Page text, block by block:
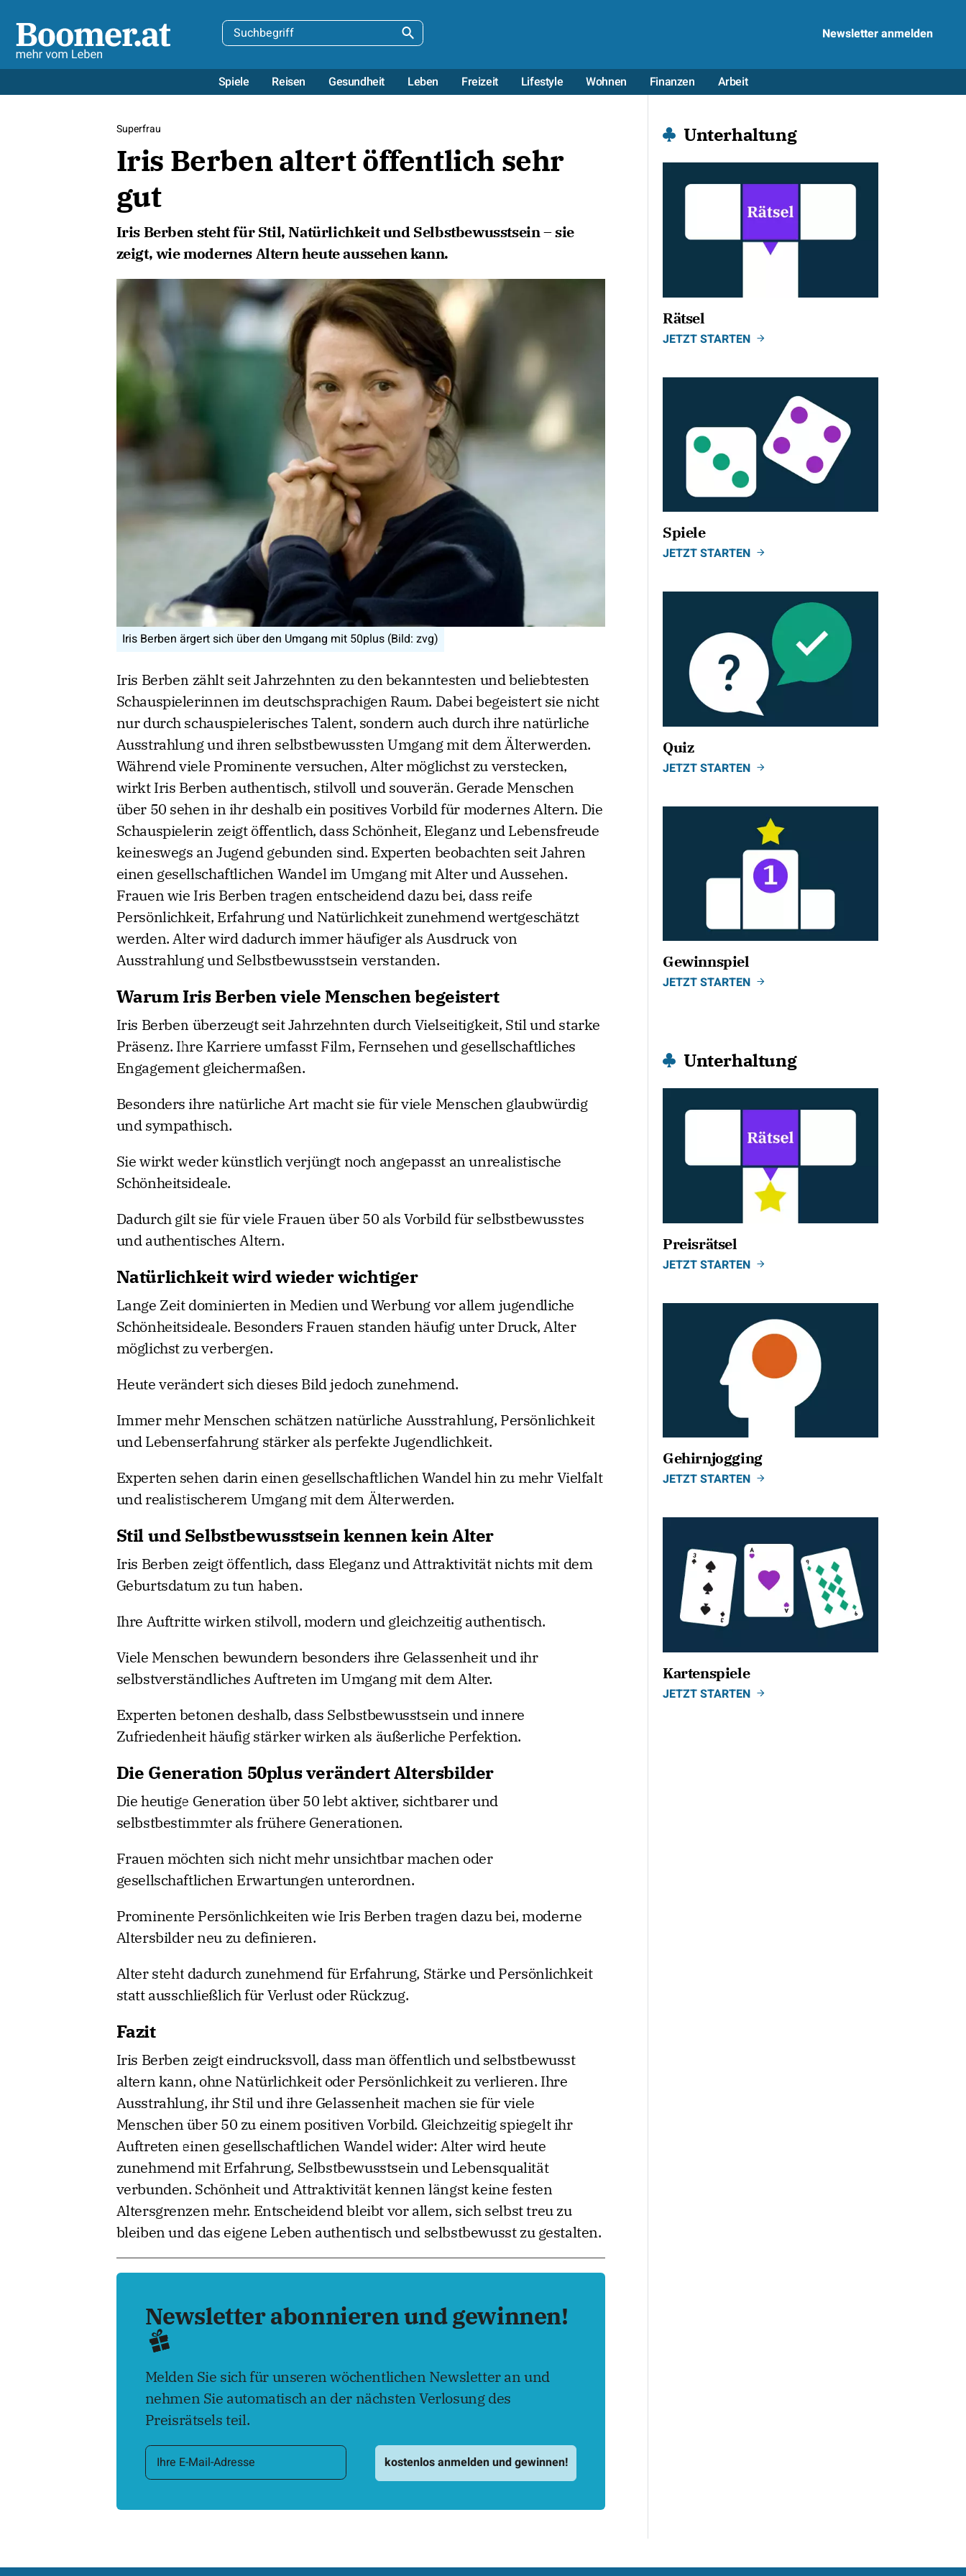
Newsletter anmelden
Spiele Reisen Gesundheit Leben Freizeit Lifestyle Wohnen Finanzen Arbeit
Superfrau
Iris Berben altert öffentlich sehr
gut
Iris Berben steht für Stil, Natürlichkeit und Selbstbewusstsein – sie
zeigt, wie modernes Altern heute aussehen kann.
Iris Berben ärgert sich über den Umgang mit 50plus (Bild: zvg)
Iris Berben zählt seit Jahrzehnten zu den bekanntesten und beliebtesten
Schauspielerinnen im deutschsprachigen Raum. Dabei begeistert sie nicht
nur durch schauspielerisches Talent, sondern auch durch ihre natürliche
Ausstrahlung und ihren selbstbewussten Umgang mit dem Älterwerden.
Während viele Prominente versuchen, Alter möglichst zu verstecken,
wirkt Iris Berben authentisch, stilvoll und souverän. Gerade Menschen
über 50 sehen in ihr deshalb ein positives Vorbild für modernes Altern. Die
Schauspielerin zeigt öffentlich, dass Schönheit, Eleganz und Lebensfreude
keineswegs an Jugend gebunden sind. Experten beobachten seit Jahren
einen gesellschaftlichen Wandel im Umgang mit Alter und Aussehen.
Frauen wie Iris Berben tragen entscheidend dazu bei, dass reife
Persönlichkeit, Erfahrung und Natürlichkeit zunehmend wertgeschätzt
werden. Alter wird dadurch immer häufiger als Ausdruck von
Ausstrahlung und Selbstbewusstsein verstanden.
Warum Iris Berben viele Menschen begeistert
Iris Berben überzeugt seit Jahrzehnten durch Vielseitigkeit, Stil und starke
Präsenz. Ihre Karriere umfasst Film, Fernsehen und gesellschaftliches
Engagement gleichermaßen.
Besonders ihre natürliche Art macht sie für viele Menschen glaubwürdig
und sympathisch.
Sie wirkt weder künstlich verjüngt noch angepasst an unrealistische
Schönheitsideale.
Dadurch gilt sie für viele Frauen über 50 als Vorbild für selbstbewusstes
und authentisches Altern.
Natürlichkeit wird wieder wichtiger
Lange Zeit dominierten in Medien und Werbung vor allem jugendliche
Schönheitsideale. Besonders Frauen standen häufig unter Druck, Alter
möglichst zu verbergen.
Heute verändert sich dieses Bild jedoch zunehmend.
Immer mehr Menschen schätzen natürliche Ausstrahlung, Persönlichkeit
und Lebenserfahrung stärker als perfekte Jugendlichkeit.
Experten sehen darin einen gesellschaftlichen Wandel hin zu mehr Vielfalt
und realistischerem Umgang mit dem Älterwerden.
Stil und Selbstbewusstsein kennen kein Alter
Iris Berben zeigt öffentlich, dass Eleganz und Attraktivität nichts mit dem
Geburtsdatum zu tun haben.
Ihre Auftritte wirken stilvoll, modern und gleichzeitig authentisch.
Viele Menschen bewundern besonders ihre Gelassenheit und ihr
selbstverständliches Auftreten im Umgang mit dem Alter.
Experten betonen deshalb, dass Selbstbewusstsein und innere
Zufriedenheit häufig stärker wirken als äußerliche Perfektion.
Die Generation 50plus verändert Altersbilder
Die heutige Generation über 50 lebt aktiver, sichtbarer und
selbstbestimmter als frühere Generationen.
Frauen möchten sich nicht mehr unsichtbar machen oder
gesellschaftlichen Erwartungen unterordnen.
Prominente Persönlichkeiten wie Iris Berben tragen dazu bei, moderne
Altersbilder neu zu definieren.
Alter steht dadurch zunehmend für Erfahrung, Stärke und Persönlichkeit
statt ausschließlich für Verlust oder Rückzug.
Fazit
Iris Berben zeigt eindrucksvoll, dass man öffentlich und selbstbewusst
altern kann, ohne Natürlichkeit oder Persönlichkeit zu verlieren. Ihre
Ausstrahlung, ihr Stil und ihre Gelassenheit machen sie für viele
Menschen über 50 zu einem positiven Vorbild. Gleichzeitig spiegelt ihr
Auftreten einen gesellschaftlichen Wandel wider: Alter wird heute
zunehmend mit Erfahrung, Selbstbewusstsein und Lebensqualität
verbunden. Schönheit und Attraktivität kennen längst keine festen
Altersgrenzen mehr. Entscheidend bleibt vor allem, sich selbst treu zu
bleiben und das eigene Leben authentisch und selbstbewusst zu gestalten.
Newsletter abonnieren und gewinnen!
Melden Sie sich für unseren wöchentlichen Newsletter an und
nehmen Sie automatisch an der nächsten Verlosung des
Preisrätsels teil.
Unterhaltung
Rätsel
JETZT STARTEN
Spiele
JETZT STARTEN
Quiz
JETZT STARTEN
Gewinnspiel
JETZT STARTEN
Unterhaltung
Preisrätsel
JETZT STARTEN
Gehirnjogging
JETZT STARTEN
Kartenspiele
JETZT STARTEN